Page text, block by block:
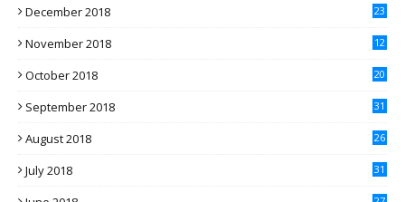
December 2018 23
November 2018 12
October 2018 20
September 2018 31
August 2018 26
July 2018 31